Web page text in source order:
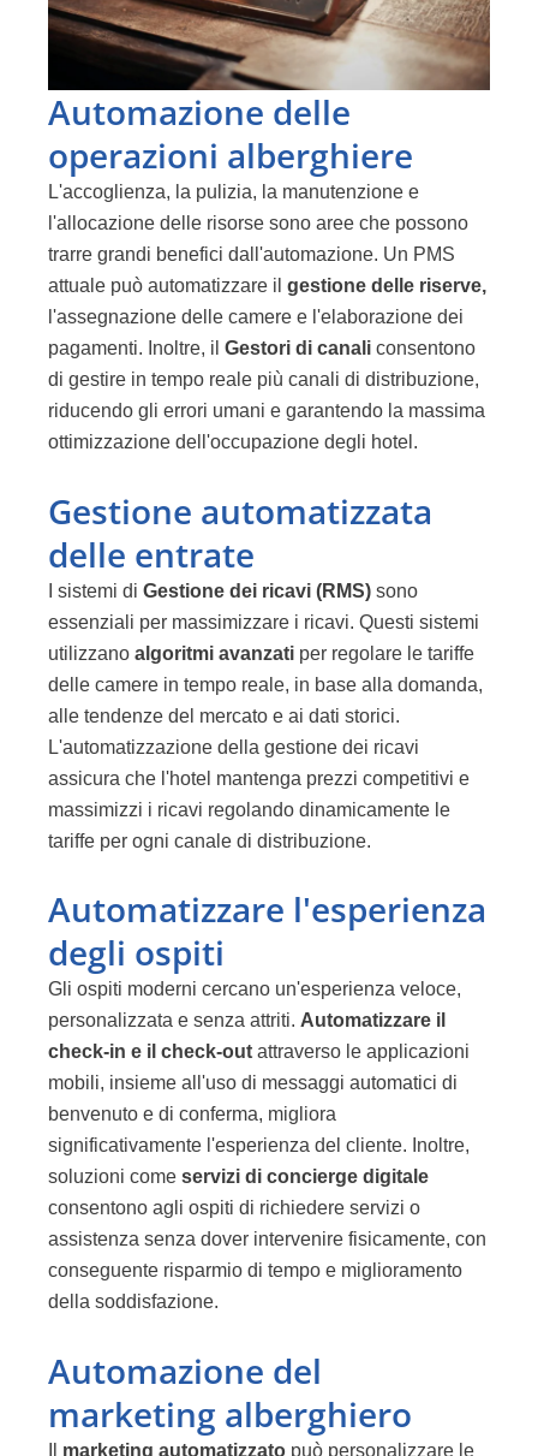
Automazione delle
operazioni alberghiere
L'accoglienza, la pulizia, la manutenzione e
l'allocazione delle risorse sono aree che possono
trarre grandi benefici dall'automazione. Un PMS
attuale può automatizzare il gestione delle riserve,
l'assegnazione delle camere e l'elaborazione dei
pagamenti. Inoltre, il Gestori di canali consentono
di gestire in tempo reale più canali di distribuzione,
riducendo gli errori umani e garantendo la massima
ottimizzazione dell'occupazione degli hotel.
Gestione automatizzata
delle entrate
I sistemi di Gestione dei ricavi (RMS) sono
essenziali per massimizzare i ricavi. Questi sistemi
utilizzano algoritmi avanzati per regolare le tariffe
delle camere in tempo reale, in base alla domanda,
alle tendenze del mercato e ai dati storici.
L'automatizzazione della gestione dei ricavi
assicura che l'hotel mantenga prezzi competitivi e
massimizzi i ricavi regolando dinamicamente le
tariffe per ogni canale di distribuzione.
Automatizzare l'esperienza
degli ospiti
Gli ospiti moderni cercano un'esperienza veloce,
personalizzata e senza attriti. Automatizzare il
check-in e il check-out attraverso le applicazioni
mobili, insieme all'uso di messaggi automatici di
benvenuto e di conferma, migliora
significativamente l'esperienza del cliente. Inoltre,
soluzioni come servizi di concierge digitale
consentono agli ospiti di richiedere servizi o
assistenza senza dover intervenire fisicamente, con
conseguente risparmio di tempo e miglioramento
della soddisfazione.
Automazione del
marketing alberghiero
marketing automatizzato può personalizzare le